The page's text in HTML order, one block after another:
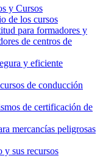
y Cursos
de los cursos
para formadores y
de centros de
y eficiente
de conducción
de certificación de
mercancías peligrosas
y sus recursos